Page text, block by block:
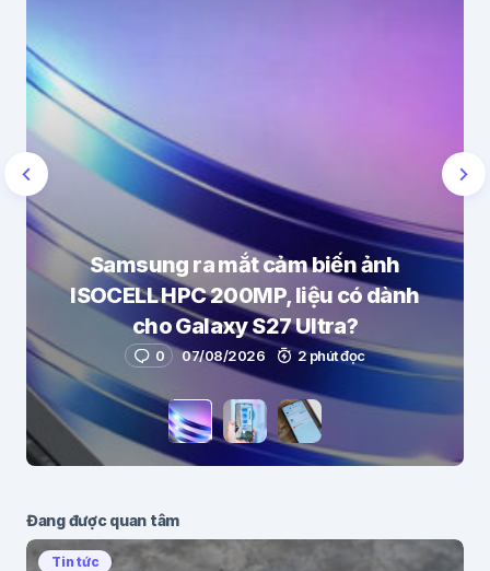
Samsung ra mắt cảm biến ảnh
ISOCELL HPC 200MP, liệu có dành
cho Galaxy S27 Ultra?
0 07/08/2026 2 phút đọc
Đang được quan tâm
Tin tức